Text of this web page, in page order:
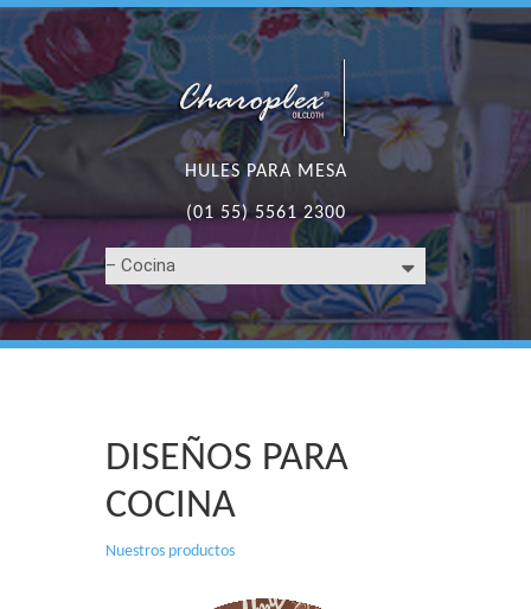
HULES PARA MESA
(01 55) 5561 2300
DISEÑOS PARA
COCINA
Nuestros productos